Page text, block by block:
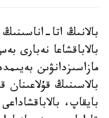
بالانىڭ اتا-
بالاباقشاعا نەبارى
مازاسىزدانۋىن
بالاسىنىڭ
بايقاپ،